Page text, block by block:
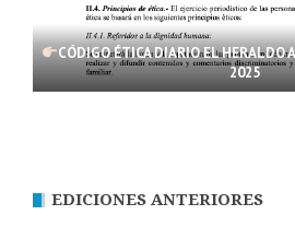
CÓDIGO ÉTICA DIARIO EL HERALDO
2025
EDICIONES ANTERIORES